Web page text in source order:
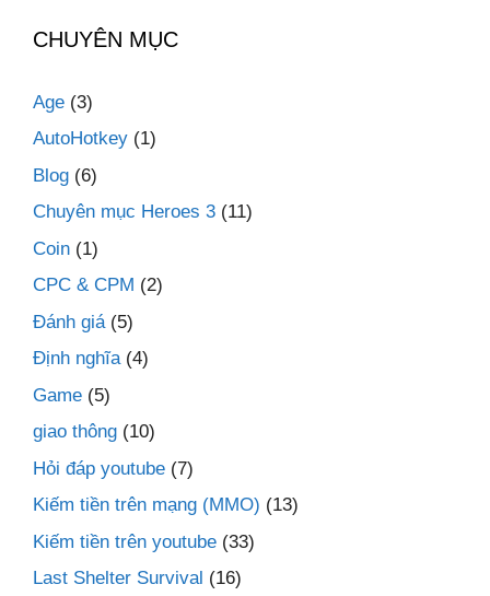
CHUYÊN MỤC
Age (3)
AutoHotkey (1)
Blog (6)
Chuyên mục Heroes 3 (11)
Coin (1)
CPC & CPM (2)
Đánh giá (5)
Định nghĩa(4)
Game (5)
giao thông (10)
Hỏi đáp youtube (7)
Kiếm tiền trên mạng (MMO) (13)
Kiếm tiền trên youtube (33)
Last Shelter Survival (16)